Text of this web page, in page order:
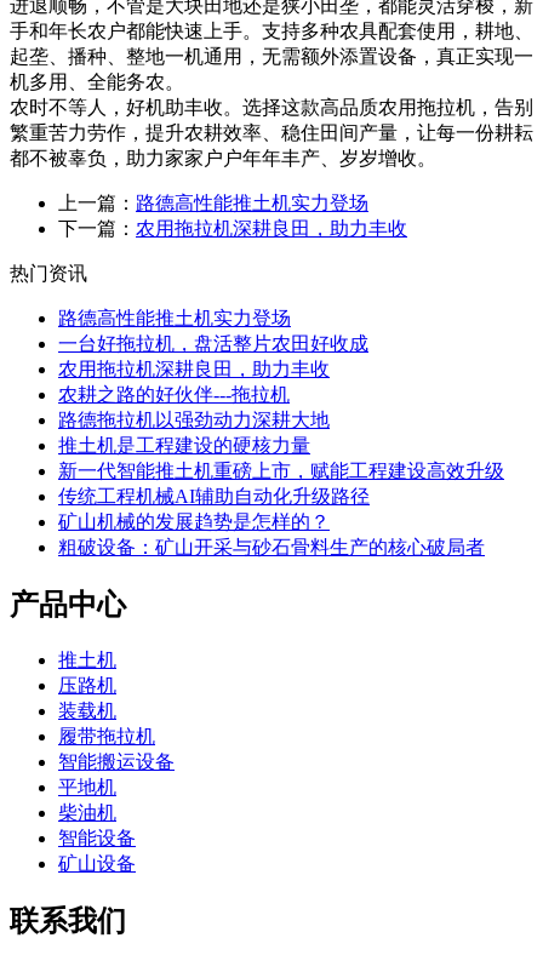
进退顺畅，不管是大块田地还是狭小田垄，都能灵活穿梭，新
手和年长农户都能快速上手。支持多种农具配套使用，耕地、
起垄、播种、整地一机通用，无需额外添置设备，真正实现一
机多用、全能务农。
农时不等人，好机助丰收。选择这款高品质农用拖拉机，告别
繁重苦力劳作，提升农耕效率、稳住田间产量，让每一份耕耘
都不被辜负，助力家家户户年年丰产、岁岁增收。
上一篇： 路德高性能推土机实力登场
下一篇： 农用拖拉机深耕良田，助力丰收
热门资讯
路德高性能推土机实力登场
一台好拖拉机，盘活整片农田好收成
农用拖拉机深耕良田，助力丰收
农耕之路的好伙伴---拖拉机
路德拖拉机以强劲动力深耕大地
推土机是工程建设的硬核力量
新一代智能推土机重磅上市，赋能工程建设高效升级
传统工程机械AI辅助自动化升级路径
矿山机械的发展趋势是怎样的？
粗破设备：矿山开采与砂石骨料生产的核心破局者
产品中心
推土机
压路机
装载机
履带拖拉机
智能搬运设备
平地机
柴油机
智能设备
矿山设备
联系我们